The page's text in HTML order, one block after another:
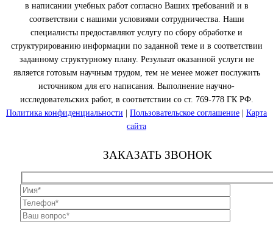
в написании учебных работ согласно Ваших требований и в
соответствии с нашими условиями сотрудничества. Наши
специалисты предоставляют услугу по сбору обработке и
структурированию информации по заданной теме и в соответствии
заданному структурному плану. Результат оказанной услуги не
является готовым научным трудом, тем не менее может послужить
источником для его написания. Выполнение научно-
исследовательских работ, в соответствии со ст. 769-778 ГК РФ.
Политика конфиденциальности
Пользовательское соглашение
Карта
сайта
ЗАКАЗАТЬ ЗВОНОК